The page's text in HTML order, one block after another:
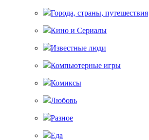
Города, страны, путешествия
Кино и Сериалы
Известные люди
Компьютерные игры
Комиксы
Любовь
Разное
Еда